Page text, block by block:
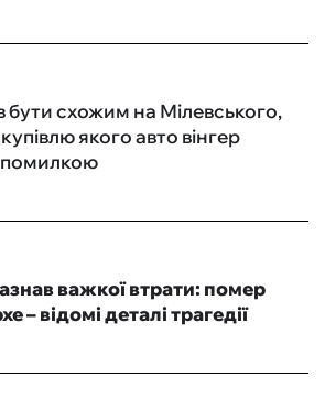
бути схожим на Мілевського,
якого авто вінгер
важкої втрати: помер
– відомі деталі трагедії